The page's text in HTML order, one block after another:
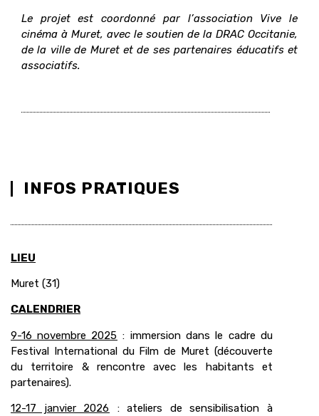
Le projet est coordonné par l’association Vive le
cinéma à Muret, avec le soutien de la DRAC Occitanie,
de la ville de Muret et de ses partenaires éducatifs et
associatifs.
INFOS PRATIQUES
LIEU
Muret (31)
CALENDRIER
9-16 novembre 2025 : immersion dans le cadre du
Festival International du Film de Muret (découverte
du territoire & rencontre avec les habitants et
partenaires).
12-17 janvier 2026
: ateliers de sensibilisation à